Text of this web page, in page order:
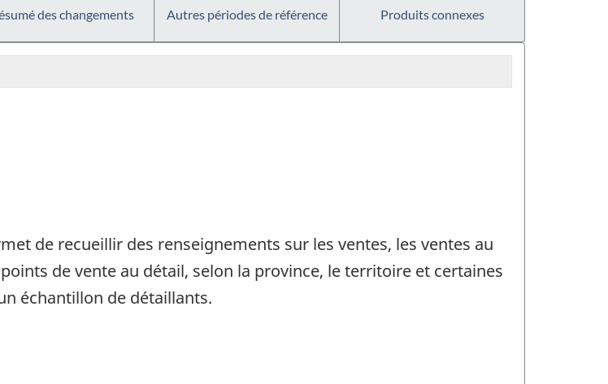
des changements Autres périodes de référence Produits connexes
de recueillir des renseignements sur les ventes, les ventes au
de vente au détail, selon la province, le territoire et certaines
échantillon de détaillants.